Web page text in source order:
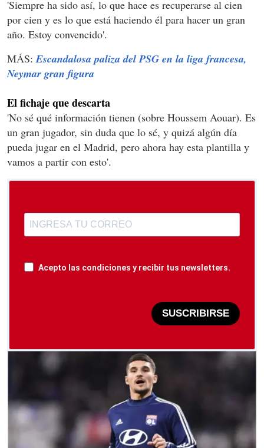
'Siempre ha sido así, lo que hace es recuperarse al cien
por cien y es lo que está haciendo él para hacer un gran
año. Estoy convencido'.
MÁS: Escandalosa paliza del PSG en la liga francesa,
Neymar gran figura
El fichaje que descarta
'No sé qué información tienen (sobre Houssem Aouar). Es
un gran jugador, sin duda que lo sé, y quizá algún día
pueda jugar en el Madrid, pero ahora hay esta plantilla y
vamos a partir con esto'.
Acepto las condiciones y recibir tus newsletters.
SUSCRIBIRSE